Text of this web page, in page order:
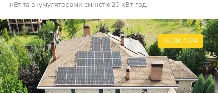
кВт та акумуляторами ємністю 20 кВт-год..
16.08.2024